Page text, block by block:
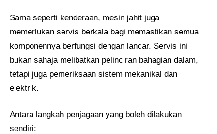
Sama seperti kenderaan, mesin jahit juga
memerlukan servis berkala bagi memastikan semua
komponennya berfungsi dengan lancar. Servis ini
bukan sahaja melibatkan pelinciran bahagian dalam,
tetapi juga pemeriksaan sistem mekanikal dan
elektrik.
Antara langkah penjagaan yang boleh dilakukan
sendiri: